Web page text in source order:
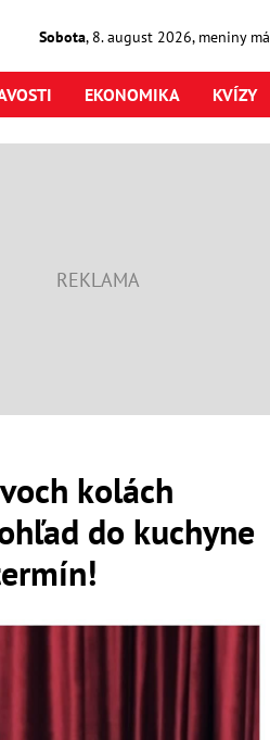
Sobota, 8. august2026, meniny má
EKONOMIKA KVÍZY
kolách
do kuchyne